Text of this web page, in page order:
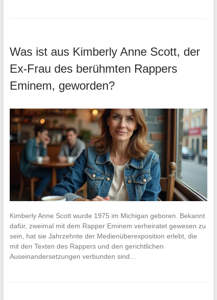
Was ist aus Kimberly Anne Scott, der
Ex-Frau des berühmten Rappers
Eminem, geworden?
Kimberly Anne Scott wurde 1975 im Michigan geboren. Bekannt
dafür, zweimal mit dem Rapper Eminem verheiratet gewesen zu
sein, hat sie Jahrzehnte der Medienüberexposition erlebt, die
mit den Texten des Rappers und den gerichtlichen
Auseinandersetzungen verbunden sind…